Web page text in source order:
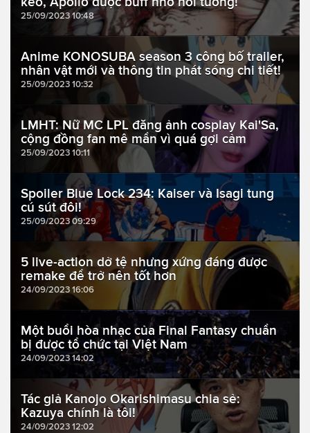
25/09/2023 10:48
Anime KONOSUBA season 3 công bố trailer,
nhân vật mới và thông tin phát sóng chi tiết!
25/09/2023 10:32
LMHT: Nữ MC LPL đăng ảnh cosplay Kai'Sa,
cộng đồng fan mê mẩn vì quá gợi cảm
25/09/2023 10:11
Spoiler Blue Lock 234: Kaiser và Isagi tung
cú sút đôi!
25/09/2023 09:29
5 live-action dở tệ nhưng xứng đáng được
remake để trở nên tốt hơn
24/09/2023 16:06
Một buổi hòa nhạc của Final Fantasy chuẩn
bị được tổ chức tại Việt Nam
24/09/2023 14:02
Tác giả Kanojo Okarishimasu chia sẻ:
Kazuya chính là tôi!
24/09/2023 12:02